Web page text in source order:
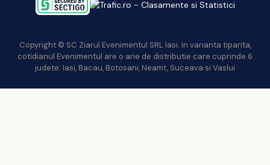
Copyright © SC Ziarul Evenimentul SRL Iasi. In varianta tiparita,
cotidianul Evenimentul are o arie de distributie care cuprinde 6
judete: Iasi, Bacau, Botosani, Neamt, Suceava si Vaslui